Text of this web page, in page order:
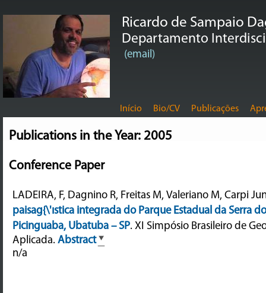
Ricardo de Sampaio
Departamento
(email)
Início Bio/CV Publicações
Publications in the Year: 2005
Conference Paper
LADEIRA, F, Dagnino R, Freitas M, Valeriano M, Carpi
paisag{\'ıstica integrada do Parque Estadual da Serra
Picinguaba, Ubatuba – SP.XI Simpósio Brasileiro de
Aplicada.Abstract
n/a